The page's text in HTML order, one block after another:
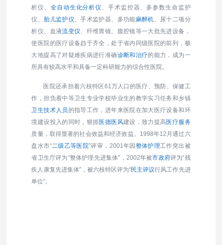
析仪、全自动生化分析仪 、手术监控器、多参数生命监护
仪、 胎儿监护仪、手术监护器、多功能麻醉机、尿十二项分
析仪、血液流变仪、纤维胃镜、腹腔镜等一大批先进设备，
使医院的医疗设备趋于齐全，处于省内同级医院的前列，极
大地提高了对疑难疾病进行准确诊断和治疗的能力，成为一
所具有较高水平和具备一定科研能力的综合性医院。
医院还承担着六枝特区61万人口的医疗、预防、保健工
作，担负着中等卫生专业学校毕业生的教学实习任务和乡镇
卫生技术人员的指导工作，进年来医院在加大医疗设备和环
境建设投入的同时，狠抓 医德医风建设，致力提高医疗服务
质量，取得显著的社会效益和经济效益。1998年12月通过六
盘水市“二级乙等医院”评审，2001年因 整体护理工作突出被
省卫生厅评为“整体护理先进集体”，2002年被市政府评为“残
疾人康复先进集体”，被六枝特区评为“民主评议行风工作先进
单位”。